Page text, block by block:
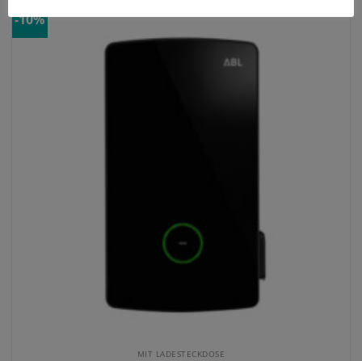
-10%
MIT LADESTECKDOSE